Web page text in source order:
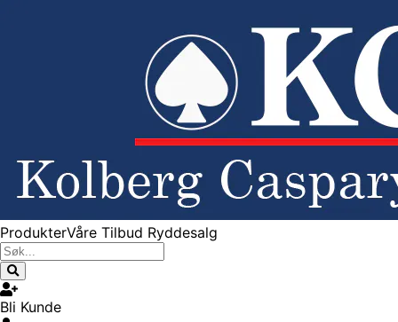
ProdukterVåre Tilbud Ryddesalg
Bli Kunde